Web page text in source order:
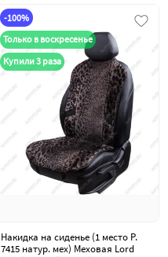
-100%
Только в воскресенье
Купили 3 раза
Накидка на сиденье (1 место Р.
7415 натур. мех) Меховая Lord